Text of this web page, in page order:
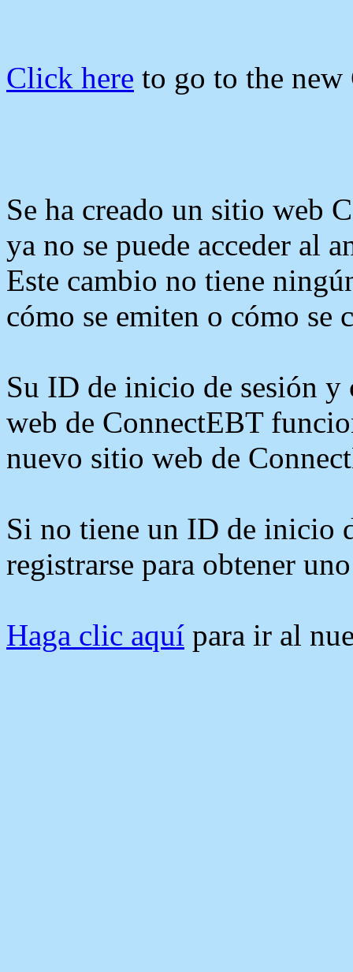
Click here to go to the
Se ha creado un sitio web
ya no se puede acceder al
Este cambio no tiene
cómo se emiten o cómo se
Su ID de inicio de sesión y
web de ConnectEBT
nuevo sitio web de
Si no tiene un ID de inicio
registrarse para obtener
Haga clic aquí para ir al